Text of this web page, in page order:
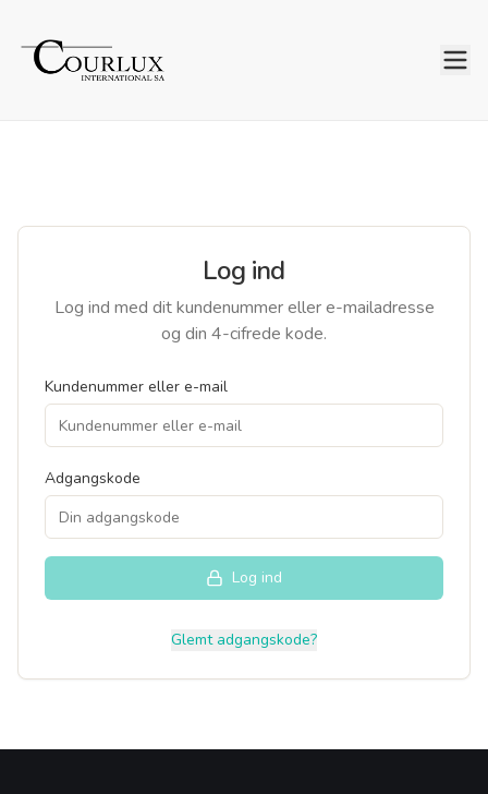
Log ind
Log ind med dit kundenummer eller e-mailadresse
og din 4-cifrede kode.
Kundenummer eller e-mail
Adgangskode
Log ind
Glemt adgangskode?